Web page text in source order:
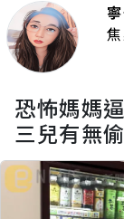
恐怖媽媽
三兒有無